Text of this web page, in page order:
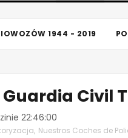
1944 - 2019
Guardia Civil
22:46:00
, Nuestros Coches de